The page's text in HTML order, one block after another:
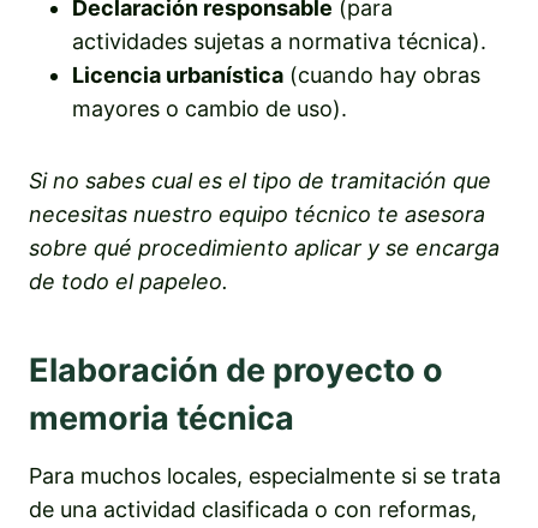
Declaración responsable (para
actividades sujetas a normativa técnica).
Licencia urbanística (cuando hay obras
mayores o cambio de uso).
Si no sabes cual es el tipo de tramitación que
necesitas nuestro equipo técnico te asesora
sobre qué procedimiento aplicar y se encarga
de todo el papeleo.
Elaboración de proyecto o
memoria técnica
Para muchos locales, especialmente si se trata
de una actividad clasificada o con reformas,